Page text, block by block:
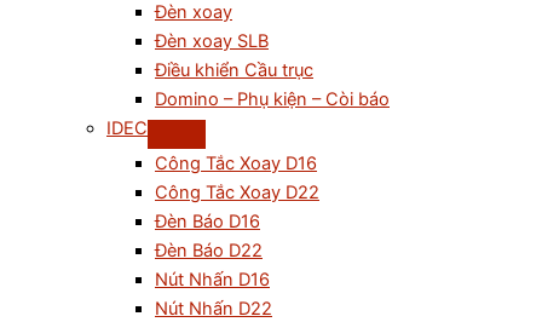
Đèn xoay
Đèn xoay SLB
Điều khiển Cầu trục
Domino – Phụ kiện – Còi báo
IDEC
Công Tắc Xoay D16
Công Tắc Xoay D22
Đèn Báo D16
Đèn Báo D22
Nút Nhấn D16
Nút Nhấn D22